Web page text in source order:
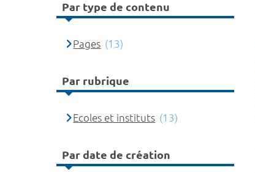
Par type de contenu
Pages (13)
Par rubrique
Ecoles et instituts (13)
Par date de création